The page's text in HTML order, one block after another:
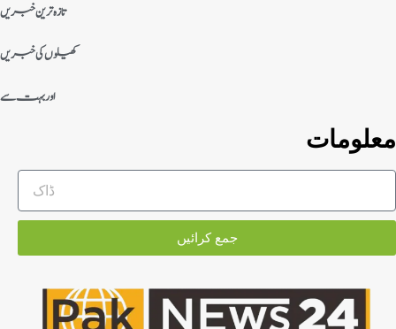
معلومات
جمع کرائیں
تازہ ترین خبریں
کھیلوں کی خبریں
اور بہت سے